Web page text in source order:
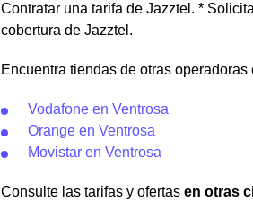
Contratar una tarifa de Jazztel. *
cobertura de Jazztel.
Encuentra tiendas de otras operadoras
Vodafone en Ventrosa
Orange en Ventrosa
Movistar en Ventrosa
Consulte las tarifas y ofertas en otras